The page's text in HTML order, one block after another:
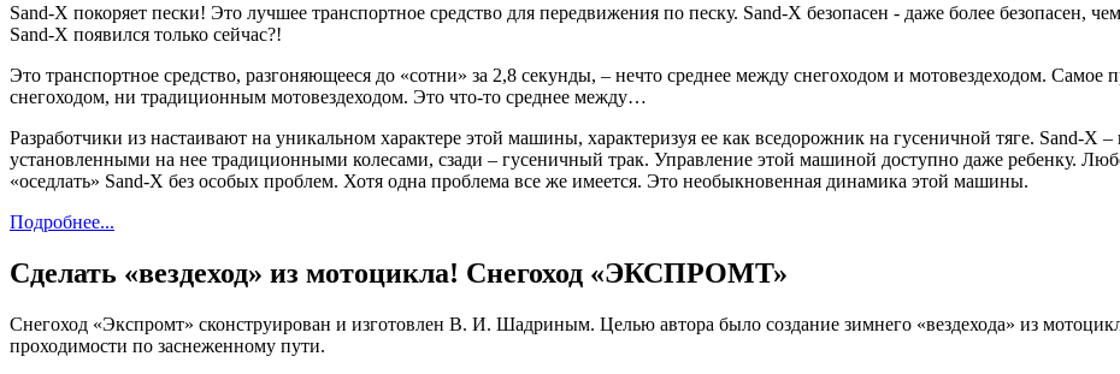
Sand-X покоряет пески! Это лучшее транспортное средство для передвижения по песку. Sand-X безопасен - даже более безопасен,
Sand-X появился только сейчас?!
Это транспортное средство, разгоняющееся до «сотни» за 2,8 секунды, – нечто среднее между снегоходом и мотовездеходом. Самое
снегоходом, ни традиционным мотовездеходом. Это что-то среднее между…
Разработчики из настаивают на уникальном характере этой машины, характеризуя ее как вседорожник на гусеничной тяге. Sand-X
установленными на нее традиционными колесами, сзади – гусеничный трак. Управление этой машиной доступно даже ребенку.
«оседлать» Sand-X без особых проблем. Хотя одна проблема все же имеется. Это необыкновенная динамика этой машины.
Подробнее...
Сделать «вездеход» из мотоцикла! Снегоход «ЭКСПРОМТ»
Снегоход «Экспромт» сконструирован и изготовлен В. И. Шадриным. Целью автора было создание зимнего «вездехода» из
проходимости по заснеженному пути.